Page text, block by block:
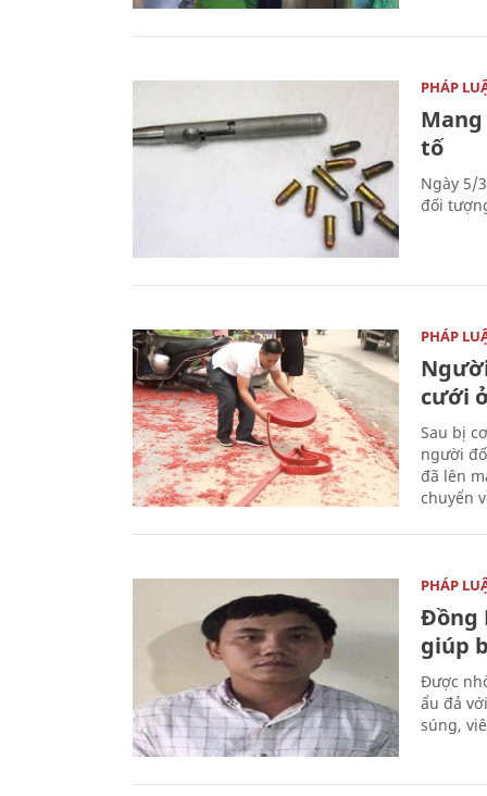
PHÁP
tố
Ngày 5/
đối
PHÁP
cưới
Sau bị
người
đã lên
chuyển
PHÁP
Đồng
giúp
Được
ẩu đả
súng,